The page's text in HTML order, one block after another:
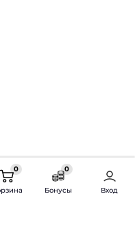
0 0
Бонусы Вход
автозвука.
и СНГ